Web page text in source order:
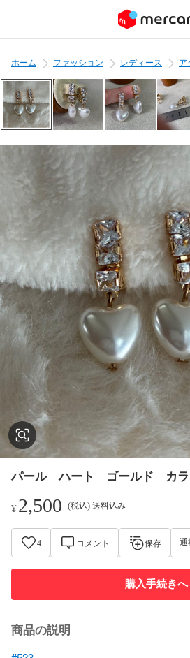
ホーム ファッション レディース ア
パール ハート ゴールド カラ
¥2,500 (税込) 送料込み
4 コメント 保存 通
購入手続きへ
商品の説明